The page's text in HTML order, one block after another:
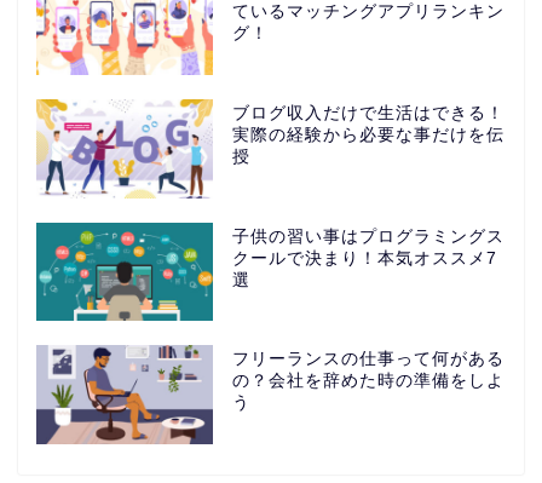
ているマッチングアプリランキン
グ！
ブログ収入だけで生活はできる！
実際の経験から必要な事だけを伝
授
子供の習い事はプログラミングス
クールで決まり！本気オススメ7
選
フリーランスの仕事って何がある
の？会社を辞めた時の準備をしよ
う